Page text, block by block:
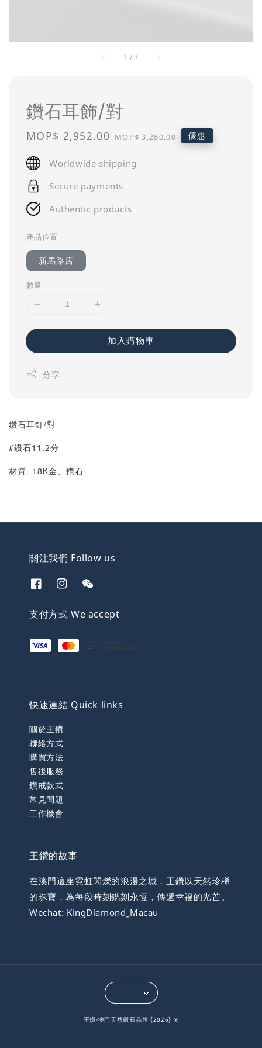
1 / 1
鑽石耳飾/對
Sale
MOP$ 2,952.00 Regular
MOP$ 3,280.00 優惠
Worldwide shipping
Secure payments
Authentic products
產品位置
新馬路店
數量
加入購物車
分享
鑽石耳釘/對
#鑽石11.2分
材質: 18K金、鑽石
關注我們 Follow us
支付方式 We accept
快速連結 Quick links
關於王鑽
聯絡方式
購買方法
售後服務
鑽戒款式
常見問題
工作機會
王鑽的故事
在澳門這座霓虹閃爍的浪漫之城，王鑽以天然珍稀
的珠寶，為每段時刻鐫刻永恆，傳遞幸福的光芒。
Wechat: KingDiamond_Macau
王鑽-澳門天然鑽石品牌 {2026} ®